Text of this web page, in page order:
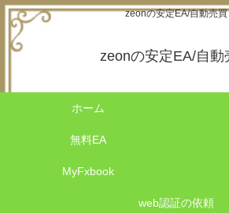
zeonの安定EA/自動売買
zeonの安定EA/自動
ホーム
無料EA
MyFxbook
web認証の依頼